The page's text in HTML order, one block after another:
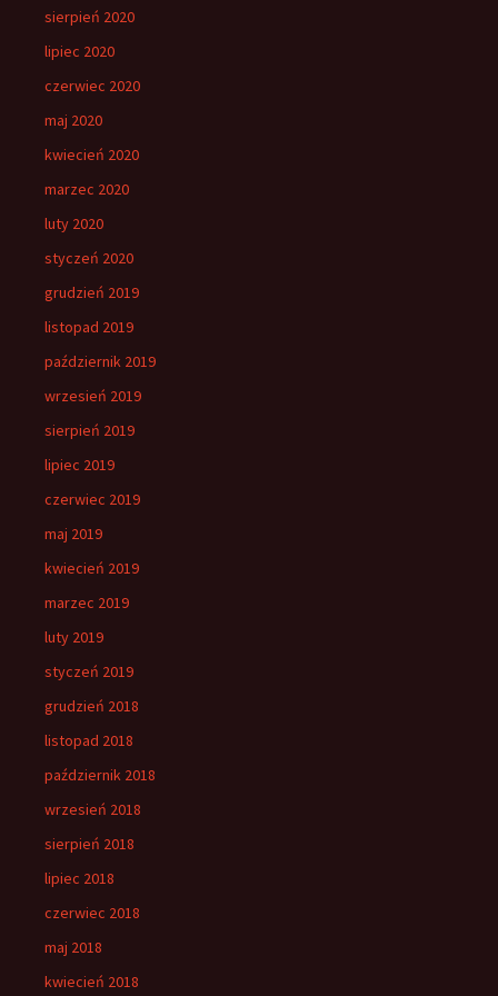
sierpień 2020
lipiec 2020
czerwiec 2020
maj 2020
kwiecień 2020
marzec 2020
luty 2020
styczeń 2020
grudzień 2019
listopad 2019
październik 2019
wrzesień 2019
sierpień 2019
lipiec 2019
czerwiec 2019
maj 2019
kwiecień 2019
marzec 2019
luty 2019
styczeń 2019
grudzień 2018
listopad 2018
październik 2018
wrzesień 2018
sierpień 2018
lipiec 2018
czerwiec 2018
maj 2018
kwiecień 2018